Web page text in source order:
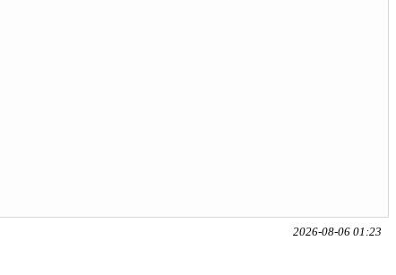
2026-08-06 01:23